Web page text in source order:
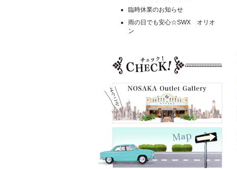
臨時休業のお知らせ
雨の日でも安心☆SWX オリオ
ン